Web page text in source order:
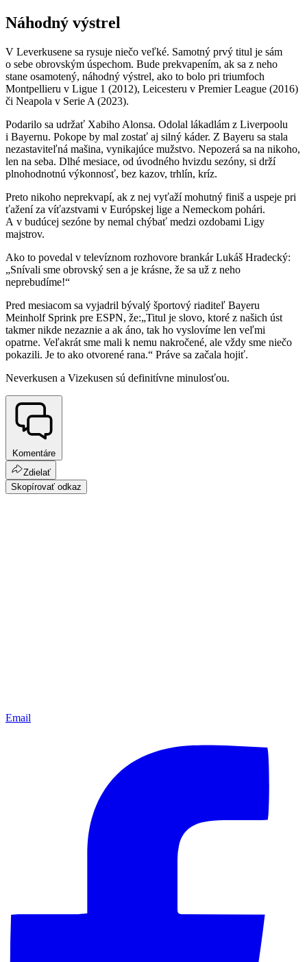
Náhodný výstrel
V Leverkusene sa rysuje niečo veľké. Samotný prvý titul je sám
o sebe obrovským úspechom. Bude prekvapením, ak sa z neho
stane osamotený, náhodný výstrel, ako to bolo pri triumfoch
Montpellieru v Ligue 1 (2012), Leicesteru v Premier League (2016)
či Neapola v Serie A (2023).
Podarilo sa udržať Xabiho Alonsa. Odolal lákadlám z Liverpoolu
i Bayernu. Pokope by mal zostať aj silný káder. Z Bayeru sa stala
nezastaviteľná mašina, vynikajúce mužstvo. Nepozerá sa na nikoho,
len na seba. Dlhé mesiace, od úvodného hvizdu sezóny, si drží
plnohodnotnú výkonnosť, bez kazov, trhlín, kríz.
Preto nikoho neprekvapí, ak z nej vyťaží mohutný finiš a uspeje pri
ťažení za víťazstvami v Európskej lige a Nemeckom pohári.
A v budúcej sezóne by nemal chýbať medzi ozdobami Ligy
majstrov.
Ako to povedal v televíznom rozhovore brankár Lukáš Hradecký:
„Snívali sme obrovský sen a je krásne, že sa už z neho
neprebudíme!“
Pred mesiacom sa vyjadril bývalý športový riaditeľ Bayeru
Meinholf Sprink pre ESPN, že:„Titul je slovo, ktoré z našich úst
takmer nikde nezaznie a ak áno, tak ho vyslovíme len veľmi
opatrne. Veľakrát sme mali k nemu nakročené, ale vždy sme niečo
pokazili. Je to ako otvorené rana.“ Práve sa začala hojiť.
Neverkusen a Vizekusen sú definitívne minulosťou.
Komentáre
Zdielať
Skopírovať odkaz
Email